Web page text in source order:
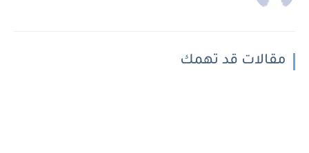
مقالات قد تهمك